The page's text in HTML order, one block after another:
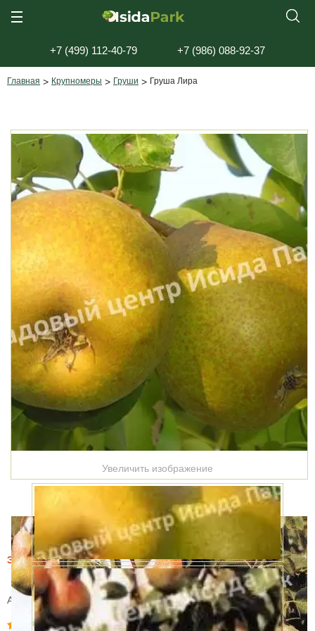
Главная > Крупномеры > Груши > Груша Лира
Увеличить изображение
Этот товар купили 12 раз за месяц
Груша Лира
Артикул: WS_9442
( 1 Отзыв )
+7 (499) 112-40-79 +7 (986) 088-92-37